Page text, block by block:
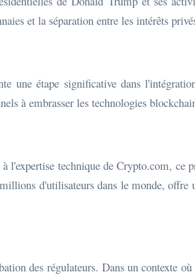
et la séparation entre les intérêts
une étape significative dans
à embrasser les technologies
l'expertise technique de Crypto.com,
d'utilisateurs dans le monde,
des régulateurs. Dans un contexte